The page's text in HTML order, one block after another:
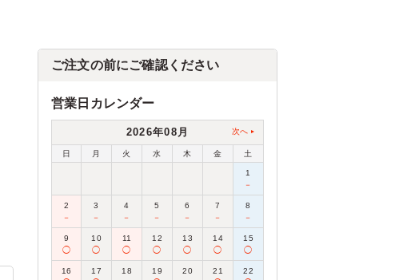
ご注文の前にご確認ください
営業日カレンダー
2026年08月 次へ
日 月 火 水 木 金 土
1
－
2
－
3
－
4
－
5
－
6
－
7
－
8
－
9
◯
10
◯
11
◯
12
◯
13
◯
14
◯
15
◯
16
17
18
19
20
21
22